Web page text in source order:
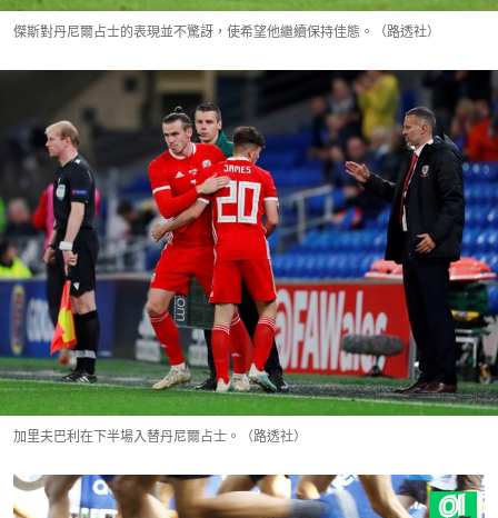
傑斯對丹尼爾占士的表現並不驚訝，使希望他繼續保持佳態。（路透社）
加里夫巴利在下半場入替丹尼爾占士。（路透社）